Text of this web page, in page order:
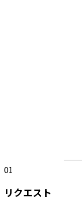
01
リクエスト